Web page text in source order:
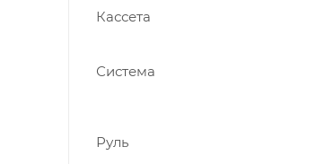
Кассета
Система
Руль